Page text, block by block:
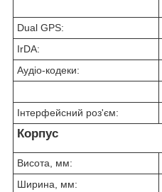
Dual GPS:
IrDA:
Аудіо-кодеки:
Інтерфейсний роз'єм:
Корпус
Висота, мм:
Ширина, мм: